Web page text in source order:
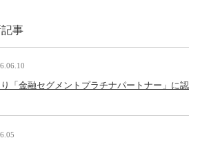
事
「金融セグメントプラチナパートナー」に認